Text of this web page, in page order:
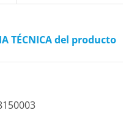
TÉCNICA del producto